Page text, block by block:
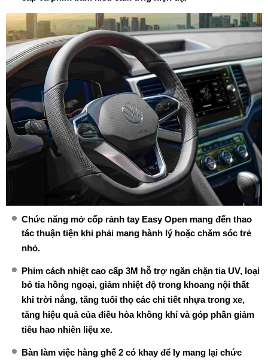
Chức năng mở cốp rảnh tay Easy Open mang đến thao
tác thuận tiện khi phải mang hành lý hoặc chăm sóc trẻ
nhỏ.
Phim cách nhiệt cao cấp 3M hỗ trợ ngăn chặn tia UV, loại
bỏ tia hồng ngoại, giảm nhiệt độ trong khoang nội thất
khi trời nắng, tăng tuổi thọ các chi tiết nhựa trong xe,
tăng hiệu quả của điều hòa không khí và góp phần giảm
tiêu hao nhiên liệu xe.
Bàn làm việc hàng ghế 2 có khay để ly mang lại chức